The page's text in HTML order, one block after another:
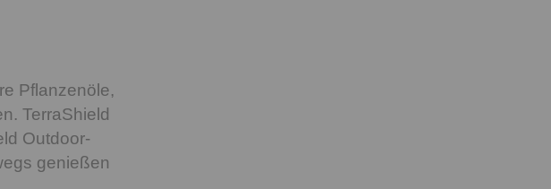
Pflanzenöle,
TerraShield
Outdoor-
genießen